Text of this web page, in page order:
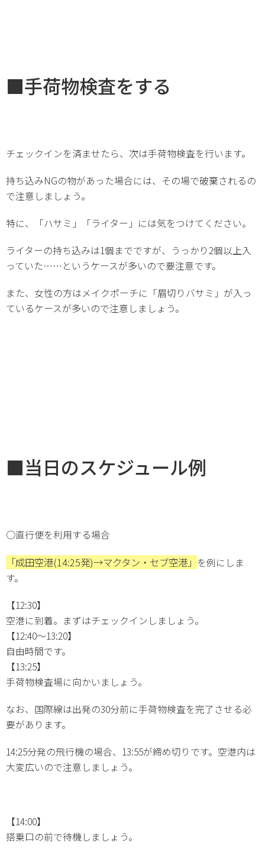
■手荷物検査をする
チェックインを済ませたら、次は手荷物検査を行います。
持ち込みNGの物があった場合には、その場で破棄されるの
で注意しましょう。
特に、「ハサミ」「ライター」には気をつけてください。
ライターの持ち込みは1個までですが、うっかり2個以上入
っていた……というケースが多いので要注意です。
また、女性の方はメイクポーチに「眉切りバサミ」が入っ
ているケースが多いので注意しましょう。
■当日のスケジュール例
○直行便を利用する場合
「成田空港(14:25発)→マクタン・セブ空港」 を例にしま
す。
【12:30】
空港に到着。まずはチェックインしましょう。
【12:40～13:20】
自由時間です。
【13:25】
手荷物検査場に向かいましょう。
なお、国際線は出発の30分前に手荷物検査を完了させる必
要があります。
14:25分発の飛行機の場合、13:55が締め切りです。空港内は
大変広いので注意しましょう。
【14:00】
搭乗口の前で待機しましょう。